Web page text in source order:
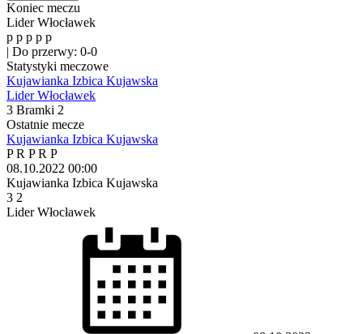
Koniec meczu
Lider Włocławek
p p p p p
| Do przerwy: 0-0
Statystyki meczowe
Kujawianka Izbica Kujawska
Lider Włocławek
3 Bramki 2
Ostatnie mecze
Kujawianka Izbica Kujawska
PR PR P
08.10.2022 00:00
Kujawianka Izbica Kujawska
3 2
Lider Włocławek